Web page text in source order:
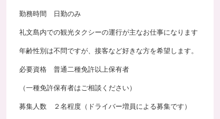
勤務時間 日勤のみ
礼文島内での観光タクシーの運行が主なお仕事になります
年齢性別は不問ですが、接客など好きな方を希望します。
必要資格 普通二種免許以上保有者
（一種免許保有者はご相談ください）
募集人数 ２名程度（ドライバー増員による募集です）